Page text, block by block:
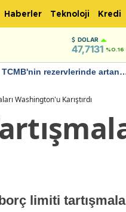
Haberler Teknoloji Kredi
DOLAR
47,7131 %0.16
TCMB'nin rezervlerinde artan
Washington'u Karıştırdı
limiti